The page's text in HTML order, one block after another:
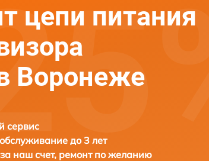
цепи питания
Воронеже
сервис
до 3 лет
наш счет, ремонт по желанию